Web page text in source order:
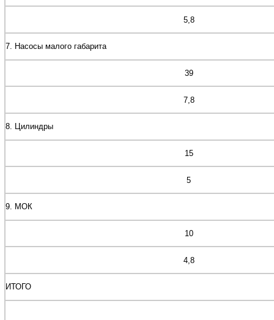
5,8
7. Насосы малого габарита
39
7,8
8. Цилиндры
15
5
9. МОК
10
4,8
ИТОГО